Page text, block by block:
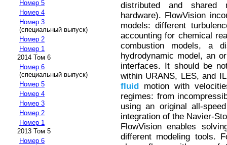
Номер 5
Номер 4
Номер 3
(специальный выпуск)
Номер 2
Номер 1
2014 Том 6
Номер 6
(специальный выпуск)
Номер 5
Номер 4
Номер 3
Номер 2
Номер 1
2013 Том 5
Номер 6
distributed and shared
hardware). FlowVision
models: different
accounting for chemical
combustion models, a
hydrodynamic model, an
interfaces. It should be
within URANS, LES, and
fluid motion with
regimes: from
using an original all-
integration of the Navier-
FlowVision enables
different modeling tools.